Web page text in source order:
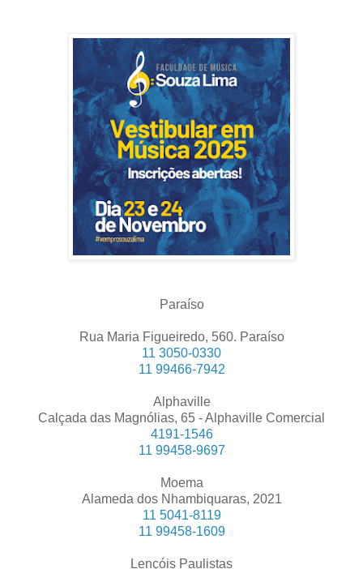
Paraíso
Rua Maria Figueiredo, 560. Paraíso
11 3050-0330
11 99466-7942
Alphaville
Calçada das Magnólias, 65 - Alphaville Comercial
4191-1546
11 99458-9697
Moema
Alameda dos Nhambiquaras, 2021
11 5041-8119
11 99458-1609
Lençóis Paulistas